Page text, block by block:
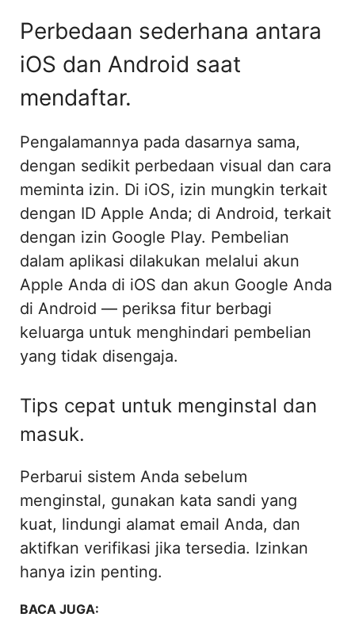
Perbedaan sederhana antara
iOS dan Android saat
mendaftar.
Pengalamannya pada dasarnya sama,
dengan sedikit perbedaan visual dan cara
meminta izin. Di iOS, izin mungkin terkait
dengan ID Apple Anda; di Android, terkait
dengan izin Google Play. Pembelian
dalam aplikasi dilakukan melalui akun
Apple Anda di iOS dan akun Google Anda
di Android — periksa fitur berbagi
keluarga untuk menghindari pembelian
yang tidak disengaja.
Tips cepat untuk menginstal dan
masuk.
Perbarui sistem Anda sebelum
menginstal, gunakan kata sandi yang
kuat, lindungi alamat email Anda, dan
aktifkan verifikasi jika tersedia. Izinkan
hanya izin penting.
BACA JUGA: